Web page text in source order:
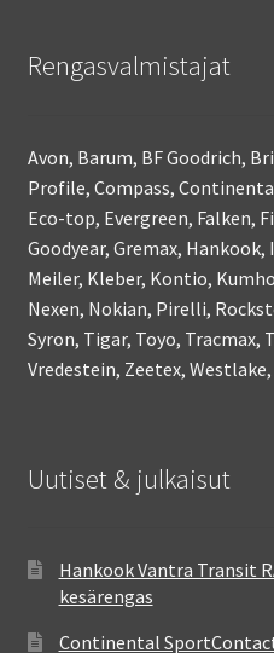
Rengasvalmistajat
Avon, Barum, BF Goodrich,
Profile, Compass,
Eco-top, Evergreen, Falken,
Goodyear, Gremax,
Meiler, Kleber, Kontio,
Nexen, Nokian, Pirelli,
Syron, Tigar, Toyo, Tracmax,
Vredestein, Zeetex,
Uutiset & julkaisut
Hankook Vantra Transit
kesärengas
Continental